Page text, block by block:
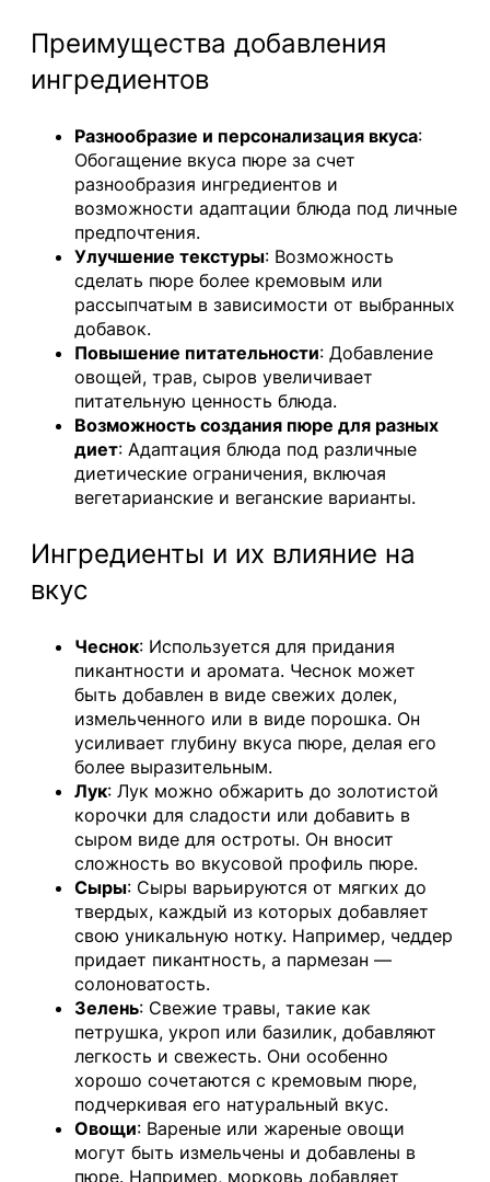
Преимущества добавления
ингредиентов
Разнообразие и персонализация вкуса:
Обогащение вкуса пюре за счет
разнообразия ингредиентов и
возможности адаптации блюда под личные
предпочтения.
Улучшение текстуры: Возможность
сделать пюре более кремовым или
рассыпчатым в зависимости от выбранных
добавок.
Повышение питательности: Добавление
овощей, трав, сыров увеличивает
питательную ценность блюда.
Возможность создания пюре для разных
диет: Адаптация блюда под различные
диетические ограничения, включая
вегетарианские и веганские варианты.
Ингредиенты и их влияние на
вкус
Чеснок: Используется для придания
пикантности и аромата. Чеснок может
быть добавлен в виде свежих долек,
измельченного или в виде порошка. Он
усиливает глубину вкуса пюре, делая его
более выразительным.
Лук: Лук можно обжарить до золотистой
корочки для сладости или добавить в
сыром виде для остроты. Он вносит
сложность во вкусовой профиль пюре.
Сыры: Сыры варьируются от мягких до
твердых, каждый из которых добавляет
свою уникальную нотку. Например, чеддер
придает пикантность, а пармезан —
солоноватость.
Зелень: Свежие травы, такие как
петрушка, укроп или базилик, добавляют
легкость и свежесть. Они особенно
хорошо сочетаются с кремовым пюре,
подчеркивая его натуральный вкус.
Овощи: Вареные или жареные овощи
могут быть измельчены и добавлены в
пюре. Например, морковь добавляет